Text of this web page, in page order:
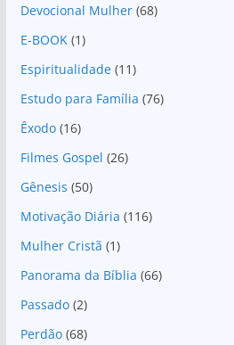
Devocional Mulher(68)
E-BOOK (1)
Espiritualidade(11)
Estudo para Família (76)
Êxodo(16)
Filmes Gospel (26)
Gênesis (50)
Motivação Diária (116)
Mulher Cristã (1)
Panorama da Bíblia (66)
Passado(2)
Perdão(68)